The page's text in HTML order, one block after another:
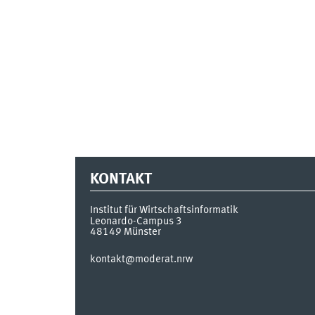
KONTAKT
Institut für Wirtschaftsinformatik
Leonardo-Campus 3
48149 Münster
kontakt@moderat.nrw